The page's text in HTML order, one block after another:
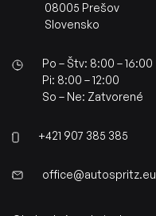
08005 Prešov
Slovensko
Po – Štv: 8:00 – 16:00
Pi: 8:00 – 12:00
So – Ne: Zatvorené
+421 907 385 385
office@autospritz.eu